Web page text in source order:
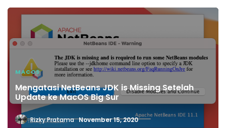
MACOS
Mengatasi NetBeans JDK is Missing Setelah
Update ke MacOS Big Sur
Rizky Pratama November 15, 2020